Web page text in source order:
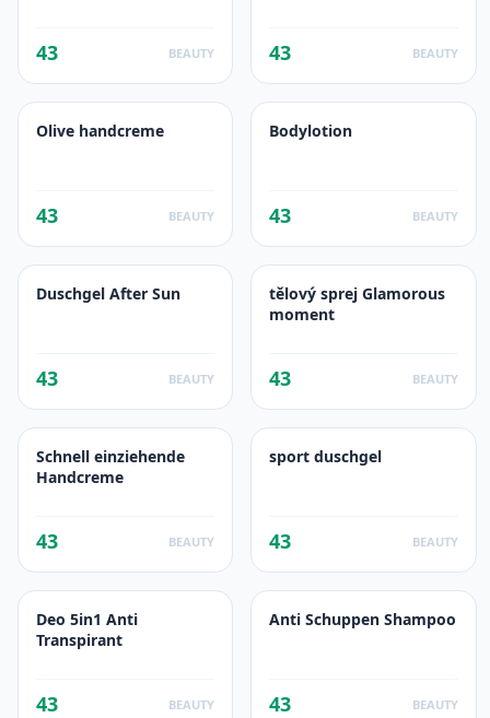
43 BEAUTY 43 BEAUTY
Olive handcreme
43 BEAUTY
Bodylotion
43 BEAUTY
Duschgel After Sun
43 BEAUTY
tělový sprej Glamorous
moment
43 BEAUTY
Schnell einziehende
Handcreme
43 BEAUTY
sport duschgel
43 BEAUTY
Deo 5in1 Anti
Transpirant
43 BEAUTY
Anti Schuppen Shampoo
43 BEAUTY